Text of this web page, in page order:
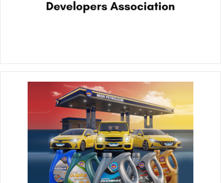
التنموي للبنك الزراعي في تمويل المشروعات متناهية الصغر ، وذلك
مستوى الدخل لقطاع عريض من أبناء المحافظة خاصة الشباب
والمرأة .
وتناول الإجتماع الخطط التنموية والمشروعات التوسعية التي
تشهدها المحافظة ودور البنك في المساهمة فيها ،إلى جانب تعزيز
قدرات المحافظة في تنفيذ مشروع الإنتقال للأسواق الحضارية كبديل
للأسواق القديمة والعشوائية للحفاظ على الشكل الحضاري
للمحافظة .
كما تتطرق الإجتماع لدور البنك في دعم الأسر الأكثر إحتياجاً والأولى
بالرعاية من أبناء المحافظة في عدد من الأحياء والقرى للمساهمة
في تحقيق أهداف المبادرة الرئاسية ” حياة كريمة ” ،من خلال تنظيم